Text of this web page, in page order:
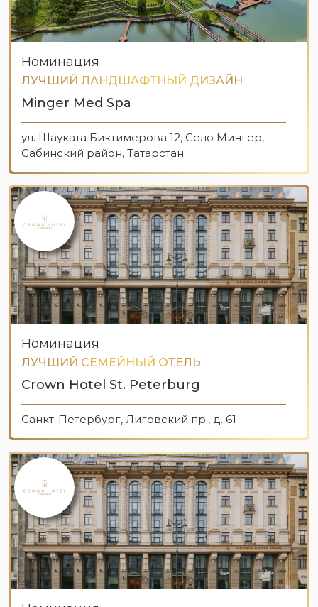
Номинация
ЛУЧШИЙ ЛАНДШАФТНЫЙ ДИЗАЙН
Minger Med Spa
ул. Шауката Биктимерова 12, Село Мингер,
Сабинский район, Татарстан
Номинация
ЛУЧШИЙ СЕМЕЙНЫЙ ОТЕЛЬ
Crown Hotel St. Peterburg
Санкт-Петербург, Лиговский пр., д. 61